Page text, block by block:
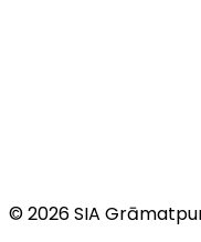
©2026SIA